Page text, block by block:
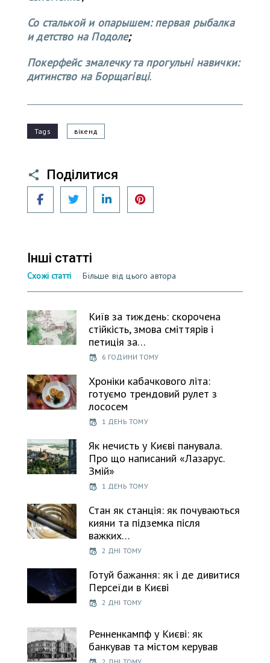
Со сталькой и опарышем: первая рыбалка
и детство на Подоле;
Покерфейс змалечку та прогульні навички:
дитинство на Борщагівці.
Tags вікенд
Поділитися
Facebook Twitter LinkedIn
Інші статті
Схожі статті Більше від цього автора
Київ за тиждень: скорочена
стійкість, змова сміттярів і
петиція за…
6 ГОДИНИ ТОМУ
Хроніки кабачкового літа:
готуємо трендовий рулет з
лососем
1 ДЕНЬ ТОМУ
Як нечисть у Києві панувала.
Про що написаний «Лазарус.
Змій»
1 ДЕНЬ ТОМУ
Стан як станція: як почуваються
кияни та підземка після
важких…
2 ДНІ ТОМУ
Готуй бажання: як і де дивитися
Персеїди в Києві
2 ДНІ ТОМУ
Ренненкампф у Києві: як
банкував та містом керував